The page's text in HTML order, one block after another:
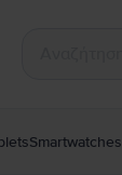
Smartwatches